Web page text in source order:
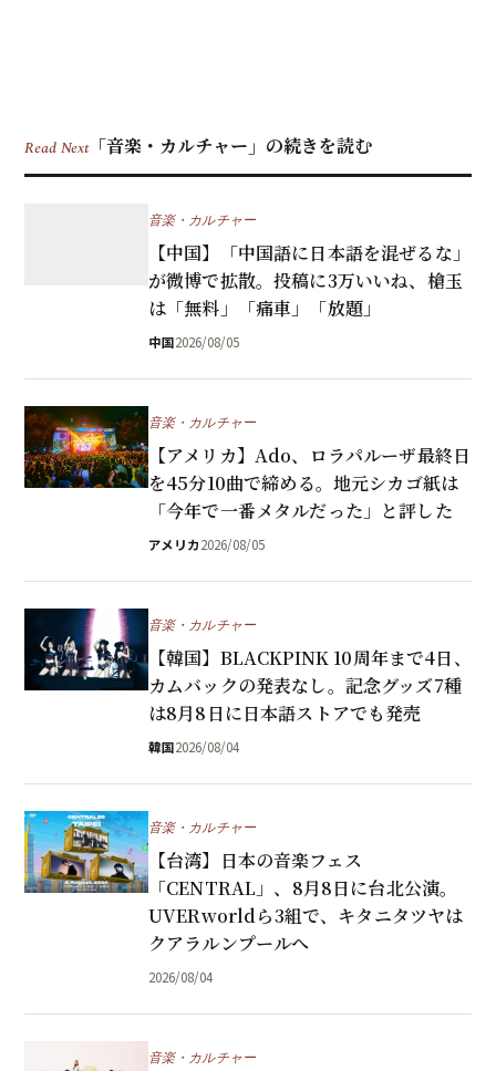
Read Next「音楽・カルチャー」の続きを読む
音楽・カルチャー
【中国】「中国語に日本語を混ぜるな」
が微博で拡散。投稿に3万いいね、槍玉
は「無料」「痛車」「放題」
中国2026/08/05
音楽・カルチャー
【アメリカ】Ado、ロラパルーザ最終日
を45分10曲で締める。地元シカゴ紙は
「今年で一番メタルだった」と評した
アメリカ2026/08/05
音楽・カルチャー
【韓国】BLACKPINK 10周年まで4日、
カムバックの発表なし。記念グッズ7種
は8月8日に日本語ストアでも発売
韓国2026/08/04
音楽・カルチャー
【台湾】日本の音楽フェス
「CENTRAL」、8月8日に台北公演。
UVERworldら3組で、キタニタツヤは
クアラルンプールへ
2026/08/04
音楽・カルチャー